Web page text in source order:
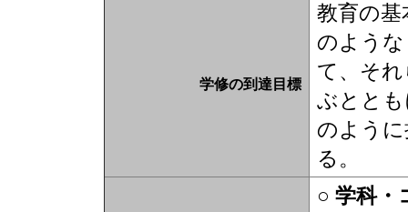
学修の到達目標
教育の
のよう
て、そ
ぶとと
のよう
る。
○ 学科・